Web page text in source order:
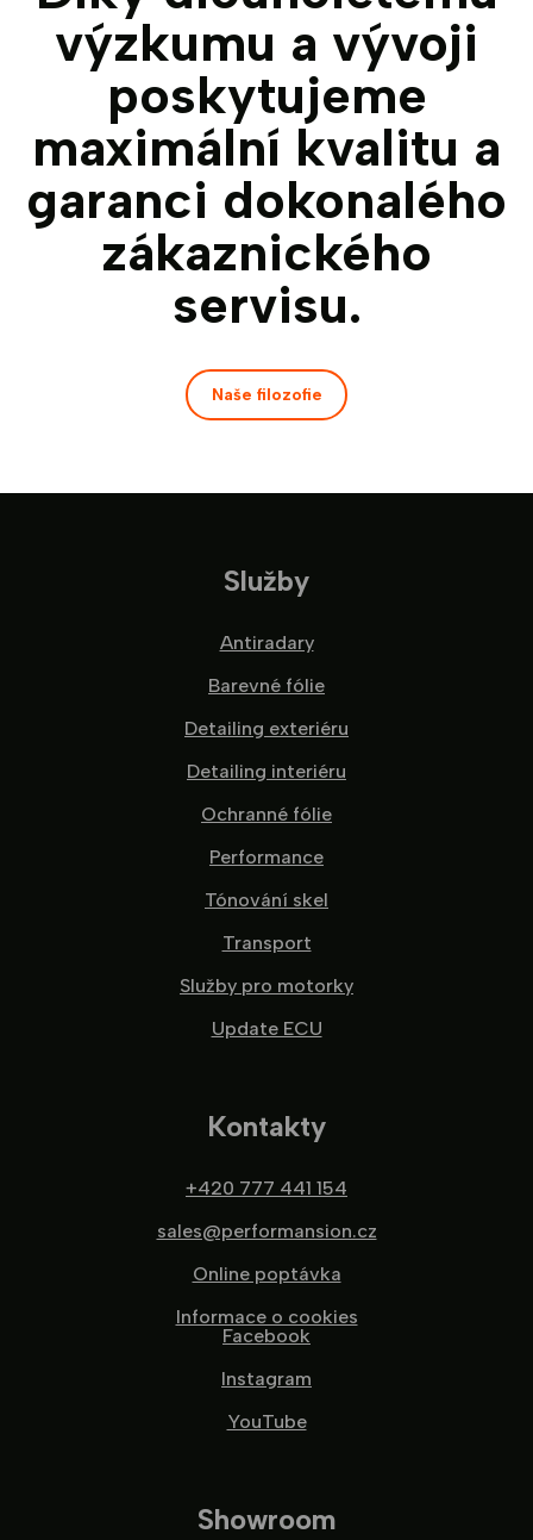
výzkumu a vývoji
poskytujeme
maximální kvalitu a
garanci dokonalého
zákaznického
servisu.
Naše filozofie
Služby
Antiradary
Barevné fólie
Detailing exteriéru
Detailing interiéru
Ochranné fólie
Performance
Tónování skel
Transport
Služby pro motorky
Update ECU
Kontakty
+420 777 441 154
sales@performansion.cz
Online poptávka
Informace o cookies
Facebook
Instagram
YouTube
Showroom